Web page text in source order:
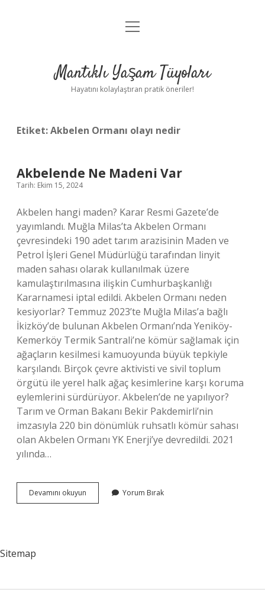
Anasayfa
Yasal Uyarı
menüyü
Mantıklı Yaşam Tüyoları
Hayatını kolaylaştıran pratik öneriler!
Etiket:Akbelen Ormanı olayı nedir
Akbelende Ne Madeni Var
Tarih: Ekim 15, 2024
Akbelen hangi maden? Karar Resmi Gazete’de
yayımlandı. Muğla Milas’ta Akbelen Ormanı
çevresindeki 190 adet tarım arazisinin Maden ve
Petrol İşleri Genel Müdürlüğü tarafından linyit
maden sahası olarak kullanılmak üzere
kamulaştırılmasına ilişkin Cumhurbaşkanlığı
Kararnamesi iptal edildi. Akbelen Ormanı neden
kesiyorlar? Temmuz 2023’te Muğla Milas’a bağlı
İkizköy’de bulunan Akbelen Ormanı’nda Yeniköy-
Kemerköy Termik Santrali’ne kömür sağlamak için
ağaçların kesilmesi kamuoyunda büyük tepkiyle
karşılandı. Birçok çevre aktivisti ve sivil toplum
örgütü ile yerel halk ağaç kesimlerine karşı koruma
eylemlerini sürdürüyor. Akbelen’de ne yapılıyor?
Tarım ve Orman Bakanı Bekir Pakdemirli’nin
imzasıyla 220 bin dönümlük ruhsatlı kömür sahası
olan Akbelen Ormanı YK Enerji’ye devredildi. 2021
yılında…
Devamını okuyun Akbelende
Ne
Yorum Bırak
Sitemap